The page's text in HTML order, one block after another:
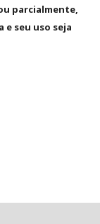
parcialmente,
seu uso seja